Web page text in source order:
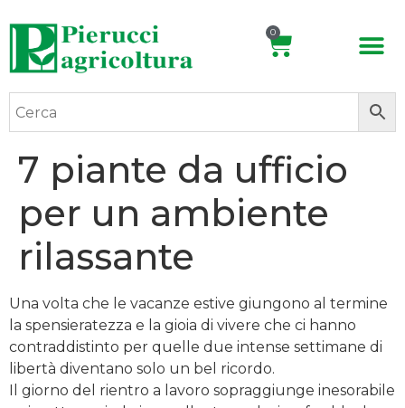
0
7 piante da ufficio
per un ambiente
rilassante
Una volta che le vacanze estive giungono al termine
la spensieratezza e la gioia di vivere che ci hanno
contraddistinto per quelle due intense settimane di
libertà diventano solo un bel ricordo.
Il giorno del rientro a lavoro sopraggiunge inesorabile